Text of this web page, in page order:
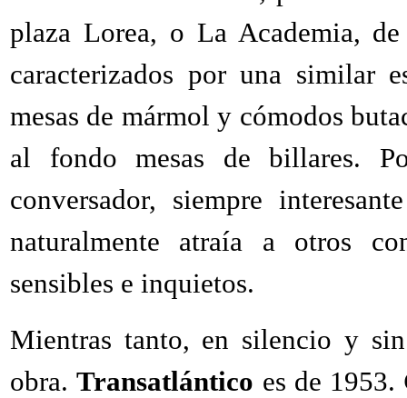
plaza Lorea, o La Academia,
caracterizados por una similar
mesas de mármol y cómodos
al fondo mesas de billares.
conversador, siempre
naturalmente atraía a otros
sensibles e inquietos.
Mientras tanto, en silencio y
obra.Transatlántico es de 1953.